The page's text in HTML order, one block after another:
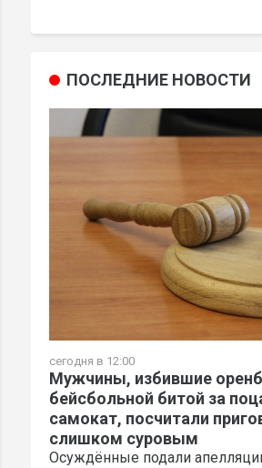
ПОСЛЕДНИЕ НОВОСТИ
сегодня в 12:00
Мужчины, избившие
бейсбольной битой за
самокат, посчитали
слишком суровым
Осуждённые подали